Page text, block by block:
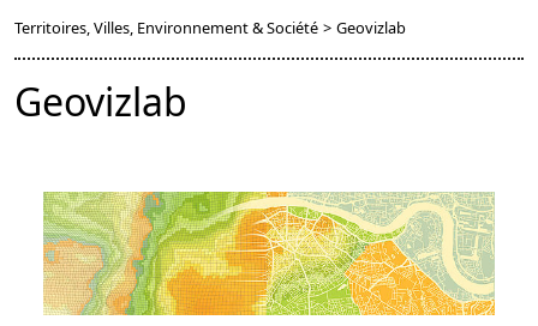
Territoires, Villes, Environnement & Société > Geovizlab
Geovizlab